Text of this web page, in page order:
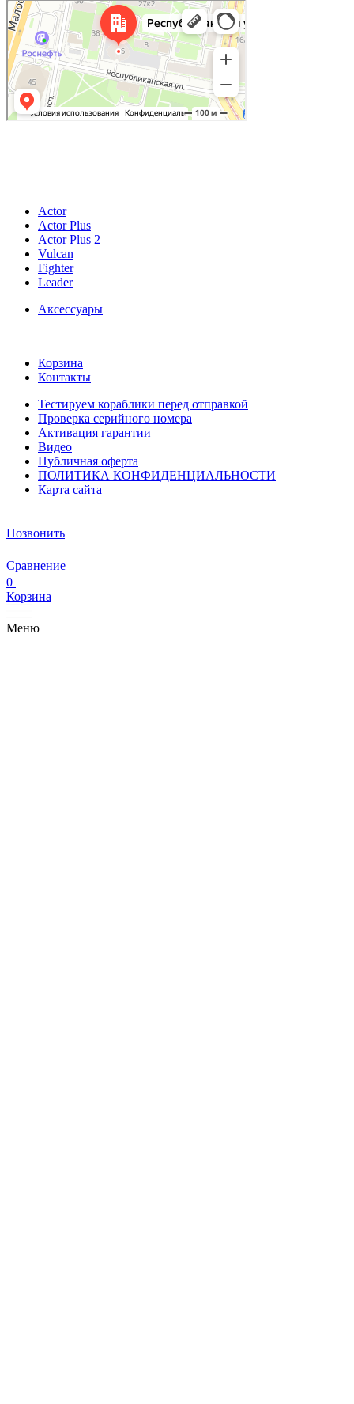
Actor
Actor Plus
Actor Plus 2
Vulcan
Fighter
Leader
Аксессуары
Корзина
Контакты
Тестируем кораблики перед отправкой
Проверка серийного номера
Активация гарантии
Видео
Публичная оферта
ПОЛИТИКА КОНФИДЕНЦИАЛЬНОСТИ
Карта сайта
Позвонить
Сравнение
0
Корзина
Меню